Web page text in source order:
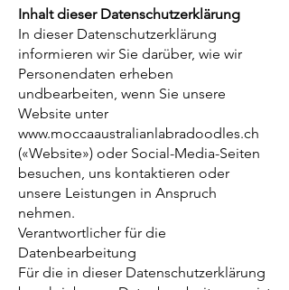
Inhalt dieser Datenschutzerklärung
In dieser Datenschutzerklärung
informieren wir Sie darüber, wie wir
Personendaten erheben
undbearbeiten, wenn Sie unsere
Website unter
www.moccaaustralianlabradoodles.ch
(«Website») oder Social-Media-Seiten
besuchen, uns kontaktieren oder
unsere Leistungen in Anspruch
nehmen.
Verantwortlicher für die
Datenbearbeitung
Für die in dieser Datenschutzerklärung